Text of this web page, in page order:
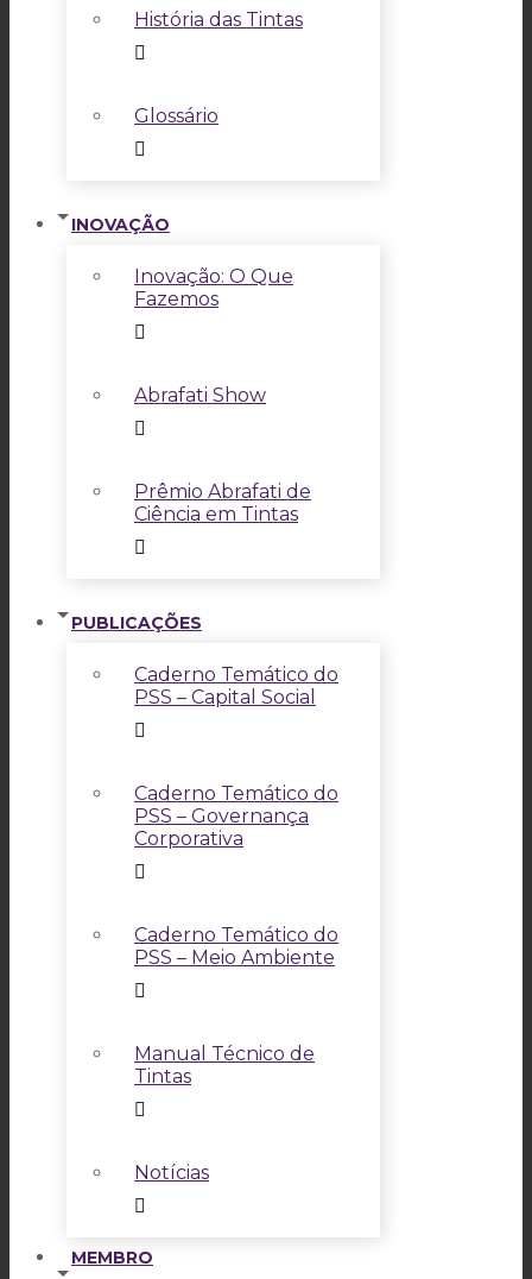
História das Tintas
Glossário
INOVAÇÃO
Inovação: O Que
Fazemos
Abrafati Show
Prêmio Abrafati de
Ciência em Tintas
PUBLICAÇÕES
Caderno Temático do
PSS – Capital Social
Caderno Temático do
PSS – Governança
Corporativa
Caderno Temático do
PSS – Meio Ambiente
Manual Técnico de
Tintas
Notícias
MEMBRO